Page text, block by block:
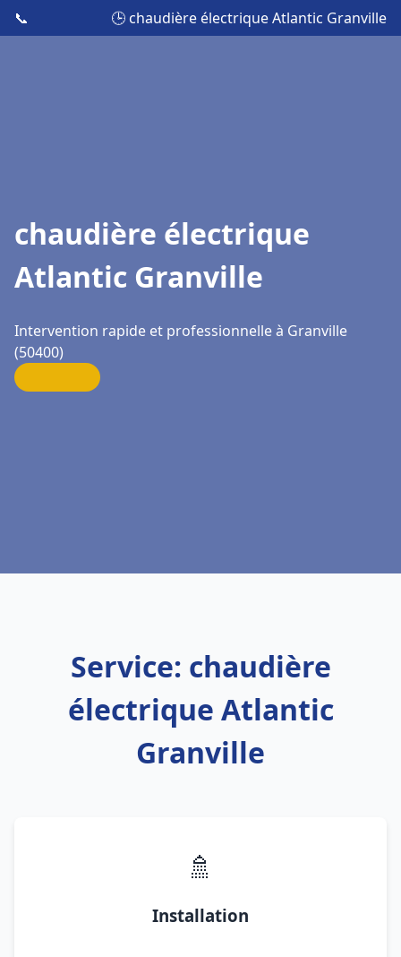
📞 🕒 chaudière électrique Atlantic Granville
chaudière électrique
Atlantic Granville
Intervention rapide et professionnelle à Granville
(50400)
Service: chaudière
électrique Atlantic
Granville
🚿
Installation